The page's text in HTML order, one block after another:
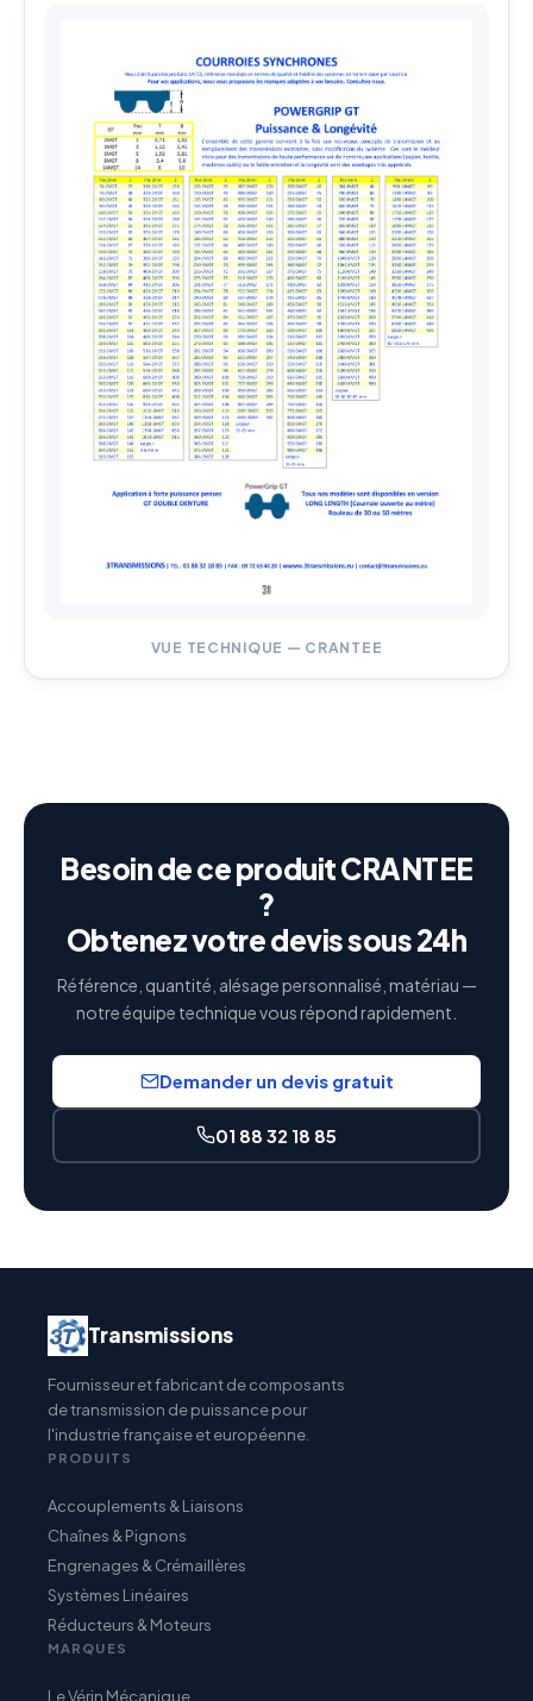
VUE TECHNIQUE — CRANTEE
Besoin de ce produit CRANTEE
?
Obtenez votre devis sous 24h
Référence, quantité, alésage personnalisé, matériau —
notre équipe technique vous répond rapidement.
Demander un devis gratuit
01 88 32 18 85
Transmissions
Fournisseur et fabricant de composants
de transmission de puissance pour
l'industrie française et européenne.
PRODUITS
Accouplements & Liaisons
Chaînes & Pignons
Engrenages & Crémaillères
Systèmes Linéaires
Réducteurs & Moteurs
MARQUES
Le Vérin Mécanique